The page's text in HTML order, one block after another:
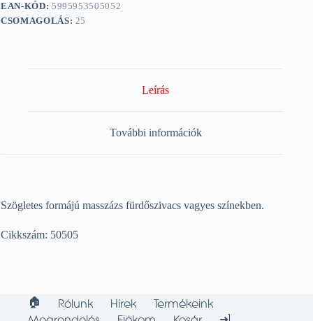
EAN-KÓD: 5995953505052
CSOMAGOLÁS: 25
Leírás
További információk
Szögletes formájú masszázs fürdőszivacs vagyes színekben.
Cikkszám: 50505
🏠︎ Rólunk Hírek
Termékeink